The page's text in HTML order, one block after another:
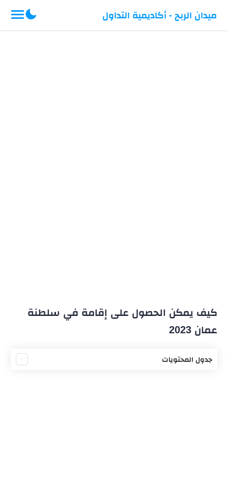
ميدان الربح - أكاديمية التداول
كيف يمكن الحصول على إقامة في سلطنة
عمان 2023
جدول المحتويات